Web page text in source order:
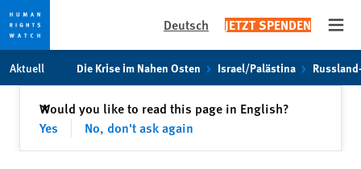
Skip
to
Skip
to
content
Deutsch JETZT SPENDEN
Aktuell Die Krise im Nahen Osten Israel/Palästina
Would you like to read this page in English?
Yes
No, don't ask again
✕Schließen